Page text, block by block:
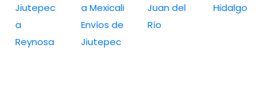
Jiutepec
a
Reynosa
a Mexicali
Envíos de
Jiutepec
Juan del
Río
Hidalgo